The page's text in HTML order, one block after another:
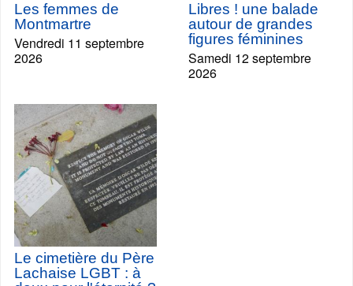
Les femmes de
Montmartre
Vendredi 11 septembre
2026
Libres ! une balade
autour de grandes
figures féminines
Samedi 12 septembre
2026
Le cimetière du Père
Lachaise LGBT : à